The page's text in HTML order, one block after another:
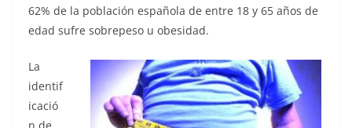
62% de la población española de entre 18 y 65 años de
edad sufre sobrepeso u obesidad.
La
identif
icació